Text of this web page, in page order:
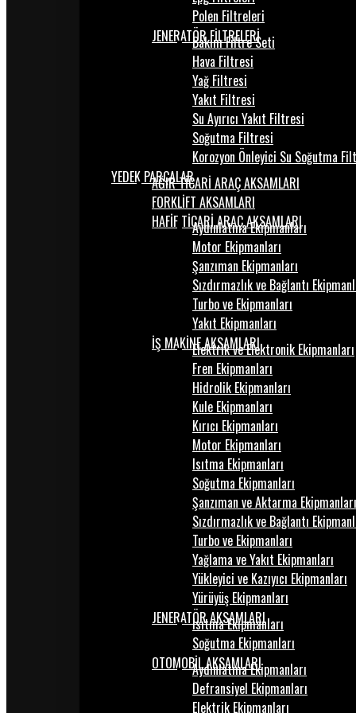
Polen Filtreleri
JENERATÖR FİLTRELERİ
Bakım Filtre Seti
Hava Filtresi
Yağ Filtresi
Yakıt Filtresi
Su Ayırıcı Yakıt Filtresi
Soğutma Filtresi
Korozyon Önleyici Su Soğutma
YEDEK PARÇALARAĞIR TİCARİ ARAÇ AKSAMLARI
FORKLİFT AKSAMLARI
HAFİF TİCARİ ARAÇ AKSAMLARI
Aydınlatma Ekipmanları
Motor Ekipmanları
Şanzıman Ekipmanları
Sızdırmazlık ve Bağlantı
Turbo ve Ekipmanları
Yakıt Ekipmanları
İŞ MAKİNE AKSAMLARI
Elektrik ve Elektronik Ekipmanları
Fren Ekipmanları
Hidrolik Ekipmanları
Kule Ekipmanları
Kırıcı Ekipmanları
Motor Ekipmanları
Isıtma Ekipmanları
Soğutma Ekipmanları
Şanzıman ve Aktarma Ekipmanları
Sızdırmazlık ve Bağlantı
Turbo ve Ekipmanları
Yağlama ve Yakıt Ekipmanları
Yükleyici ve Kazıyıcı Ekipmanları
Yürüyüş Ekipmanları
JENERATÖR AKSAMLARI
Isıtma Ekipmanları
Soğutma Ekipmanları
OTOMOBİL AKSAMLARI
Aydınlatma Ekipmanları
Defransiyel Ekipmanları
Elektrik Ekipmanları